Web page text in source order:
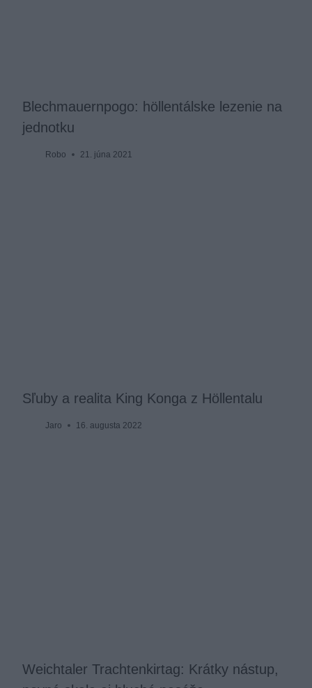
Blechmauernpogo: höllentálske lezenie na
jednotku
Robo 21. júna 2021
Sľuby a realita King Konga z Höllentalu
Jaro 16. augusta 2022
Weichtaler Trachtenkirtag: Krátky nástup,